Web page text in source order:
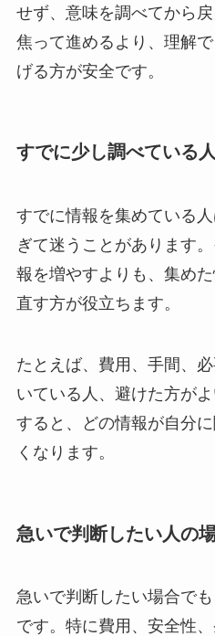
せず、意味を調べてから戻
焦って進めるより、理解
げる方が安全です。
すでに少し調べている
すでに情報を集めている
ぎて迷うことがあります
報を増やすよりも、集め
直す方が役立ちます。
たとえば、費用、手間、
いている人、避けた方が
すると、どの情報が自分
くなります。
急いで判断したい人の
急いで判断したい場合で
です。特に費用、安全性